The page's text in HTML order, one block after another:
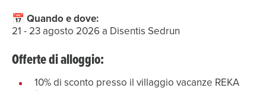
📅 Quando e dove:
Offerte di alloggio:
10% di sconto presso il villaggio vacanze REKA